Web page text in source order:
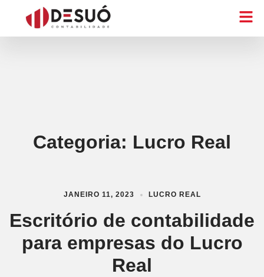
Categoria: Lucro Real
JANEIRO 11, 2023 LUCRO REAL
Escritório de contabilidade
para empresas do Lucro
Real